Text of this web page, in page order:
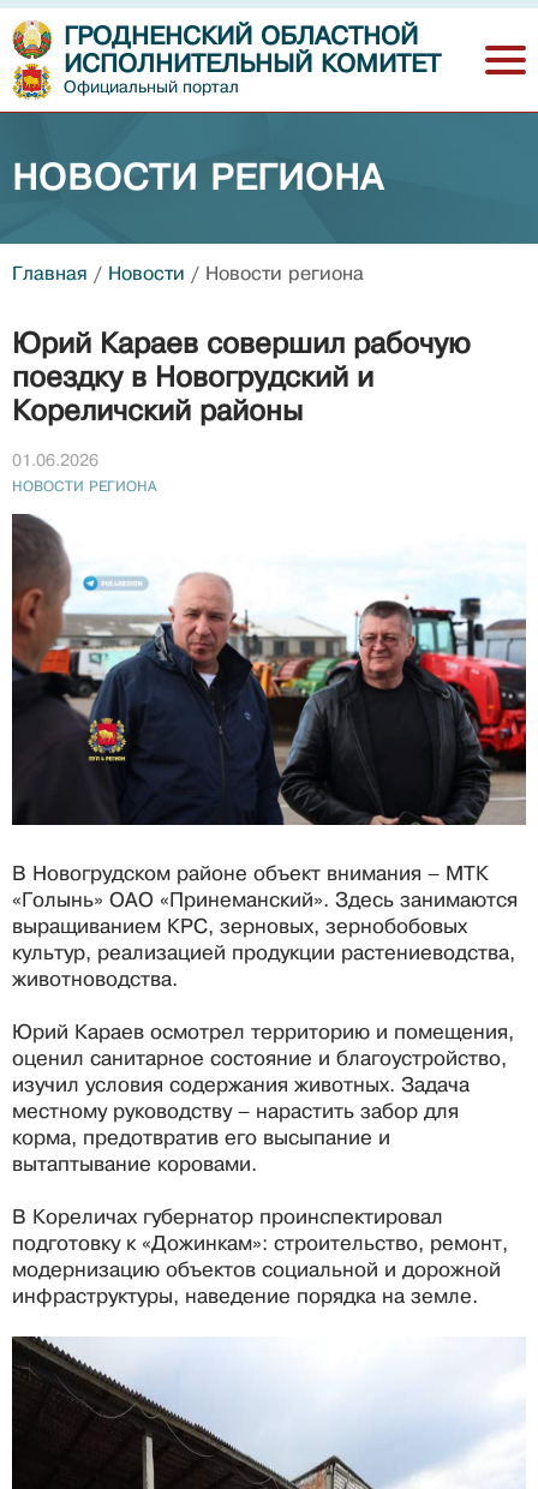
ГРОДНЕНСКИЙ ОБЛАСТНОЙ
ИСПОЛНИТЕЛЬНЫЙ КОМИТЕТ
Официальный портал
НОВОСТИ РЕГИОНА
Главная / Новости / Новости региона
Юрий Караев совершил рабочую
поездку в Новогрудский и
Кореличский районы
01.06.2026
НОВОСТИ РЕГИОНА
В Новогрудском районе объект внимания – МТК
«Голынь» ОАО «Принеманский». Здесь занимаются
выращиванием КРС, зерновых, зернобобовых
культур, реализацией продукции растениеводства,
животноводства.
Юрий Караев осмотрел территорию и помещения,
оценил санитарное состояние и благоустройство,
изучил условия содержания животных. Задача
местному руководству – нарастить забор для
корма, предотвратив его высыпание и
вытаптывание коровами.
В Кореличах губернатор проинспектировал
подготовку к «Дожинкам»: строительство, ремонт,
модернизацию объектов социальной и дорожной
инфраструктуры, наведение порядка на земле.